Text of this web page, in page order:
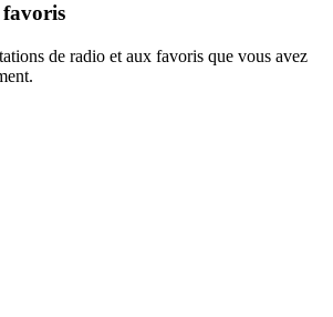
favoris
de radio et aux favoris que vous avez